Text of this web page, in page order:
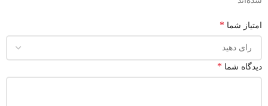
امتیاز شما *
دیدگاه شما *